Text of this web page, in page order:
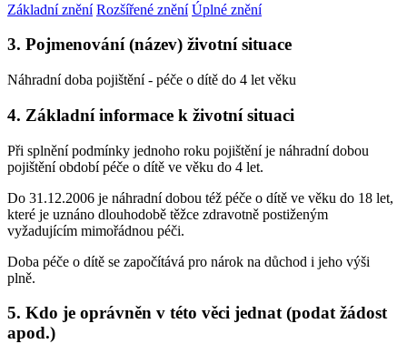
Základní znění Rozšířené znění Úplné znění
3. Pojmenování (název) životní situace
Náhradní doba pojištění - péče o dítě do 4 let věku
4. Základní informace k životní situaci
Při splnění podmínky jednoho roku pojištění je náhradní dobou
pojištění období péče o dítě ve věku do 4 let.
Do 31.12.2006 je náhradní dobou též péče o dítě ve věku do 18 let,
které je uznáno dlouhodobě těžce zdravotně postiženým
vyžadujícím mimořádnou péči.
Doba péče o dítě se započítává pro nárok na důchod i jeho výši
plně.
5. Kdo je oprávněn v této věci jednat (podat žádost
apod.)